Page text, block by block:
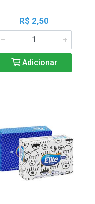
R$ 2,50
Adicionar